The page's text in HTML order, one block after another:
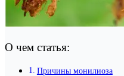
О чем статья:
Причины монилиоза